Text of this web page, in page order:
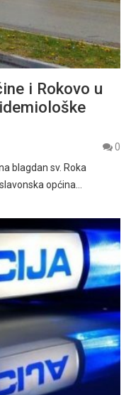
i Rokovo u
0
blagdan sv. Roka
općina…